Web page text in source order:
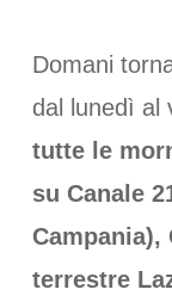
Domani
dal lunedì al
tutte le
su Canale
Campania),
terrestre